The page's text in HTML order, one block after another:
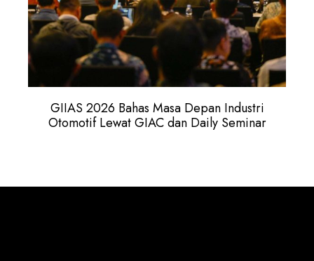
GIIAS 2026 Bahas Masa Depan Industri
Otomotif Lewat GIAC dan Daily Seminar